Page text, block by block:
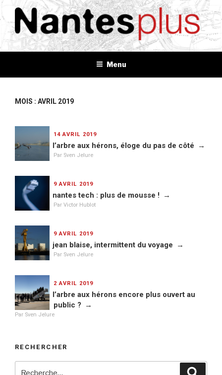
Aller
au
contenu
principal
NANTES+
Plus d'informations, plus d'idées, plus de tout
Menu
MOIS : AVRIL 2019
14 AVRIL 2019
l’arbre aux hérons, éloge du pas de côté
Par Sven Jelure
9 AVRIL 2019
nantes tech : plus de mousse !
Par Victor Hublot
9 AVRIL 2019
jean blaise, intermittent du voyage
Par Sven Jelure
2 AVRIL 2019
l’arbre aux hérons encore plus ouvert au
public ?
Par Sven Jelure
RECHERCHER